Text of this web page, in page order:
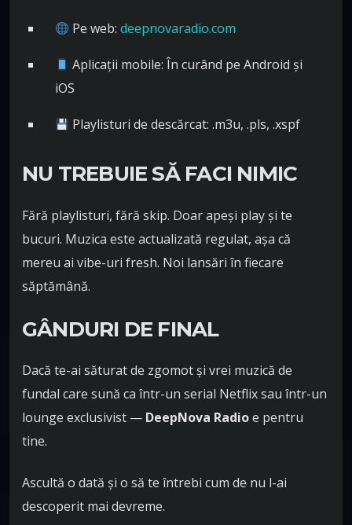
Pe web:deepnovaradio.com
Aplicații mobile: În curând pe Android și
iOS
Playlisturi de descărcat: .m3u, .pls, .xspf
NU TREBUIE SĂ FACI NIMIC
Fără playlisturi, fără skip. Doar apeși play și te
bucuri. Muzica este actualizată regulat, așa că
mereu ai vibe-uri fresh. Noi lansări în fiecare
săptămână.
GÂNDURI DE FINAL
Dacă te-ai săturat de zgomot și vrei muzică de
fundal care sună ca într-un serial Netflix sau într-un
lounge exclusivist — DeepNova Radioe pentru
tine.
Ascultă o dată și o să te întrebi cum de nu l-ai
descoperit mai devreme.